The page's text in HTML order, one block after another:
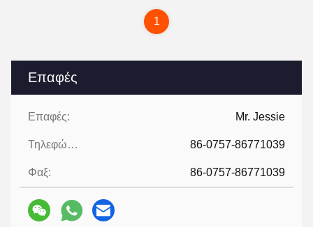
Επαφές
Επαφές: Mr. Jessie
Τηλεφώνημα: 86-0757-86771039
Φαξ: 86-0757-86771039
1